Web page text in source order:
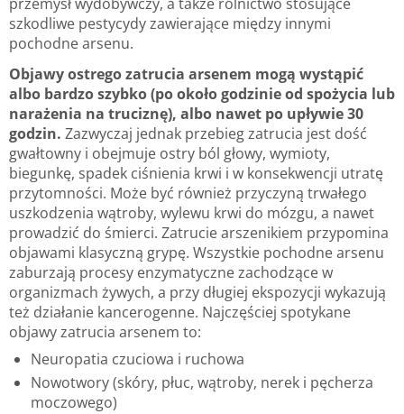
szkodliwe pestycydy zawierające między innymi
pochodne arsenu.
Objawy ostrego zatrucia arsenem mogą wystąpić
albo bardzo szybko (po około godzinie od spożycia lub
narażenia na truciznę), albo nawet po upływie 30
godzin. Zazwyczaj jednak przebieg zatrucia jest dość
gwałtowny i obejmuje ostry ból głowy, wymioty,
biegunkę, spadek ciśnienia krwi i w konsekwencji utratę
przytomności. Może być również przyczyną trwałego
uszkodzenia wątroby, wylewu krwi do mózgu, a nawet
prowadzić do śmierci. Zatrucie arszenikiem przypomina
objawami klasyczną grypę. Wszystkie pochodne arsenu
zaburzają procesy enzymatyczne zachodzące w
organizmach żywych, a przy długiej ekspozycji wykazują
też działanie kancerogenne. Najczęściej spotykane
objawy zatrucia arsenem to:
Neuropatia czuciowa i ruchowa
Nowotwory (skóry, płuc, wątroby, nerek i pęcherza
moczowego)